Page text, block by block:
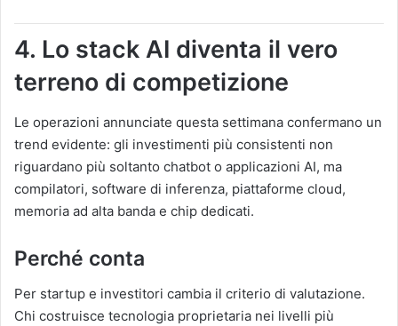
4. Lo stack AI diventa il vero
terreno di competizione
Le operazioni annunciate questa settimana confermano un
trend evidente: gli investimenti più consistenti non
riguardano più soltanto chatbot o applicazioni AI, ma
compilatori, software di inferenza, piattaforme cloud,
memoria ad alta banda e chip dedicati.
Perché conta
Per startup e investitori cambia il criterio di valutazione.
Chi costruisce tecnologia proprietaria nei livelli più